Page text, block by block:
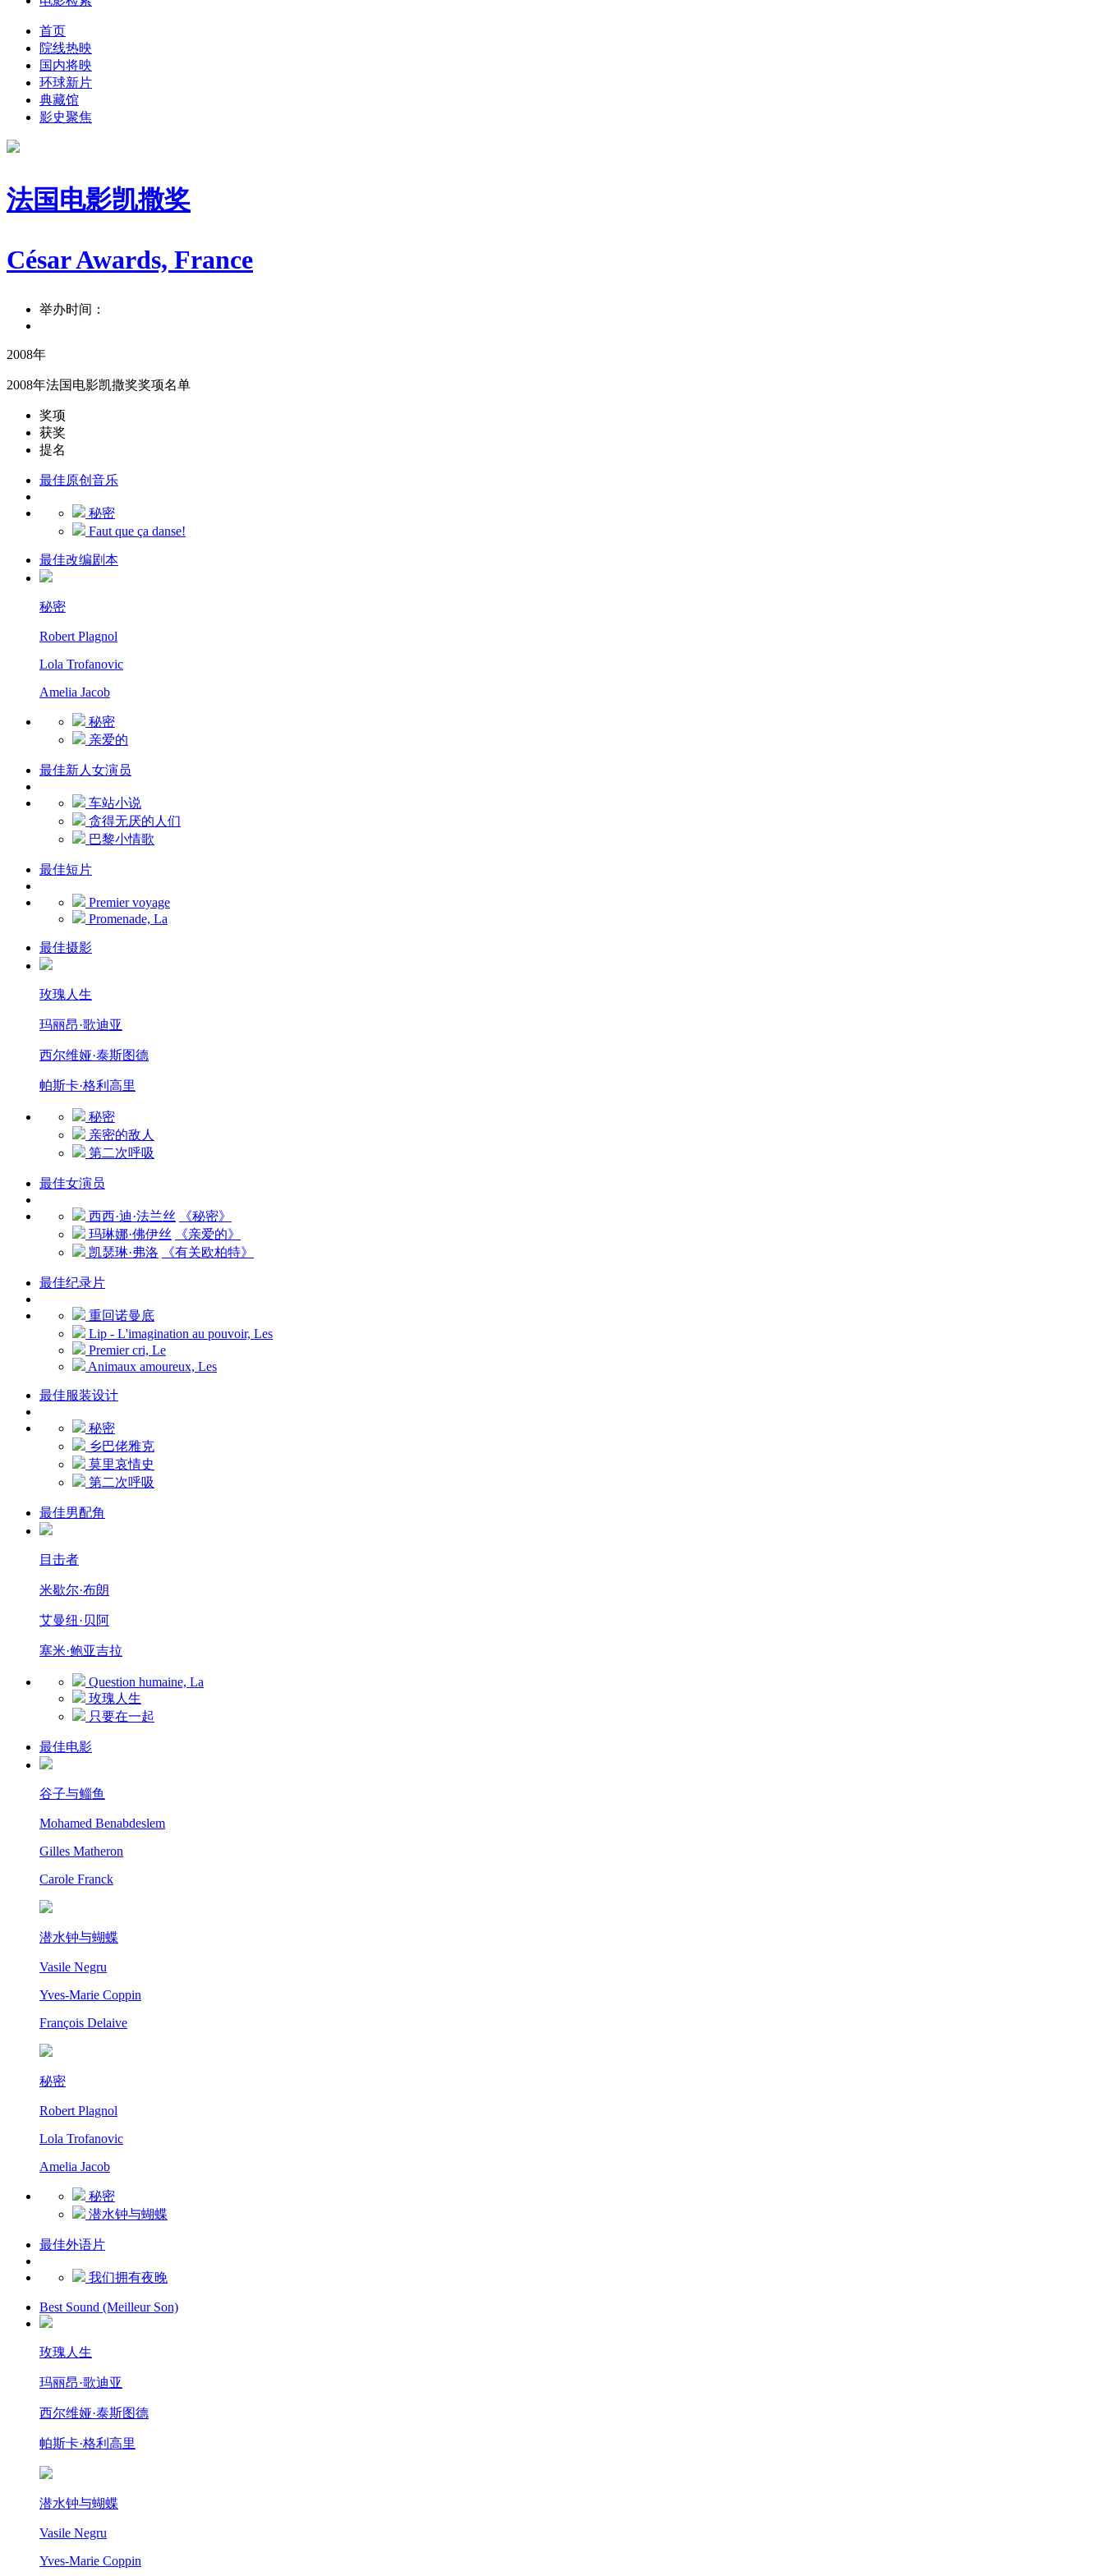
首页
院线热映
国内将映
环球新片
典藏馆
影史聚焦
法国电影凯撒奖
César Awards, France
举办时间：
2008年
2008年法国电影凯撒奖奖项名单
奖项
获奖
提名
最佳原创音乐
秘密
Faut que ça danse!
最佳改编剧本
秘密
Robert Plagnol
Lola Trofanovic
Amelia Jacob
秘密
亲爱的
最佳新人女演员
车站小说
贪得无厌的人们
巴黎小情歌
最佳短片
Premier voyage
Promenade, La
最佳摄影
玫瑰人生
玛丽昂·歌迪亚
西尔维娅·泰斯图德
帕斯卡·格利高里
秘密
亲密的敌人
第二次呼吸
最佳女演员
西西·迪·法兰丝
《秘密》
玛琳娜·佛伊丝
《亲爱的》
凯瑟琳·弗洛
《有关欧柏特》
最佳纪录片
重回诺曼底
Lip - L'imagination au pouvoir, Les
Premier cri, Le
Animaux amoureux, Les
最佳服装设计
秘密
乡巴佬雅克
莫里哀情史
第二次呼吸
最佳男配角
目击者
米歇尔·布朗
艾曼纽·贝阿
塞米·鲍亚吉拉
Question humaine, La
玫瑰人生
只要在一起
最佳电影
谷子与鲻鱼
Mohamed Benabdeslem
Gilles Matheron
Carole Franck
潜水钟与蝴蝶
Vasile Negru
Yves-Marie Coppin
François Delaive
秘密
Robert Plagnol
Lola Trofanovic
Amelia Jacob
秘密
潜水钟与蝴蝶
最佳外语片
我们拥有夜晚
Best Sound (Meilleur Son)
玫瑰人生
玛丽昂·歌迪亚
西尔维娅·泰斯图德
帕斯卡·格利高里
潜水钟与蝴蝶
Vasile Negru
Yves-Marie Coppin